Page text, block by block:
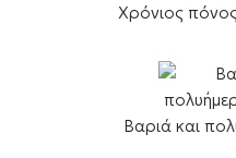
Χρόνιος
Βαριά και